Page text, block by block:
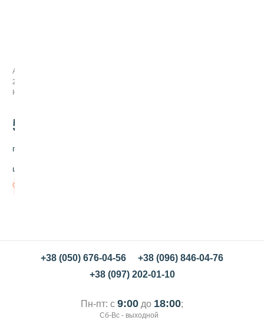
с
и
т
ь
с
х
й
с
Арт:
243022
Нет в наличии
5
грн/
шт
+38 (050) 676-04-56
+38 (096) 846-04-76
+38 (097) 202-01-10
Пн-пт: с 9:00 до 18:00;
Сб-Вс - выходной